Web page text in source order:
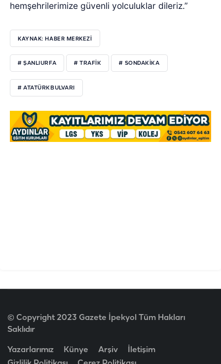
hemşehrilerimize güvenli yolculuklar dileriz.”
KAYNAK: HABER MERKEZİ
# ŞANLIURFA # TRAFIK # SONDAKIKA
# ATATÜRKBULVARI
© Copyright 2023 Gazete İpekyol Tüm Hakları
Saklıdır
Yazarlarımız Künye Arşiv
İletişim